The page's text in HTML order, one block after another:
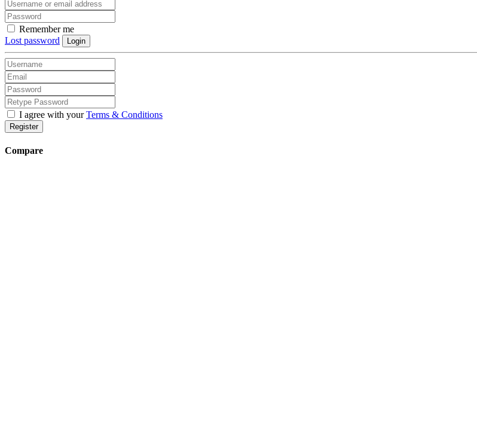
Remember me
Lost password
Login
I agree with yourTerms & Conditions
Register
Compare